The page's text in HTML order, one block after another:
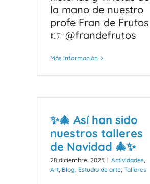
la mano de nuestro
profe Fran de Frutos
👉 @frandefrutos
Más información
✨🎄 Así han sido
nuestros talleres
de Navidad 🎄✨
28 diciembre, 2025 | Actividades,
Art, Blog, Estudio de arte, Talleres